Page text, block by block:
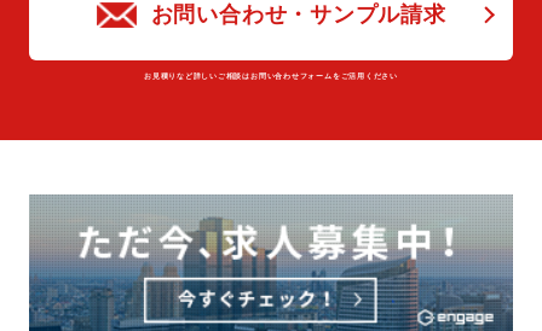
お問い合わせ・サンプル請求
お⾒積りなど詳しいご相談はお問い合わせフォームをご活⽤ください